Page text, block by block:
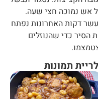
אש נמוכה חצי שעה.
דקות האחרונות נפתח
הסיר כדי שהנוזלים
תמונות